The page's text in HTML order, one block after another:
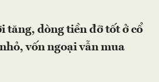
tăng, dòng tiền đỡ tốt ở cổ
vốn ngoại vẫn mua